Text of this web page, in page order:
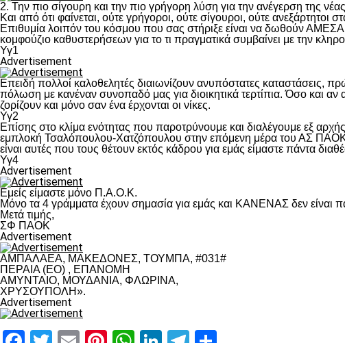
2. Την πιο σίγουρη και την πιο γρήγορη λύση για την ανέγερση της
Και από ότι φαίνεται, ούτε γρήγοροι, ούτε σίγουροι, ούτε ανεξάρτητοι
Επιθυμία λοιπόν του κόσμου που σας στήριξε είναι να δωθούν ΑΜΕΣΑ
κομφούζιο καθυστερήσεων για το τι πραγματικά συμβαίνει με την
Υγ1
Advertisement
Επειδή πολλοί καλοθελητές διαιωνίζουν ανυπόστατες
πόλωση με κανέναν συνοπαδό μας για διοικητικά τερτίπια. Όσο και
ζορίζουν και μόνο σαν ένα έρχονται οι νίκες.
Υγ2
Επίσης στο κλίμα ενότητας που παροτρύνουμε και διαλέγουμε εξ
εμπλοκή Τσαλόπουλου-Χατζόπουλου στην επόμενη μέρα του ΑΣ ΠΑΟΚ,
είναι αυτές που τους θέτουν εκτός κάδρου για εμάς είμαστε πάντα
Υγ4
Advertisement
Εμείς είμαστε μόνο Π.Α.Ο.Κ.
Μόνο τα 4 γράμματα έχουν σημασία για εμάς και ΚΑΝΕΝΑΣ δεν είναι
Μετά τιμής,
ΣΦ ΠΑΟΚ
Advertisement
ΑΜΠΑΛΑΕΑ, ΜΑΚΕΔΟΝΕΣ, ΤΟΥΜΠΑ, #031#
ΠΕΡΑΙΑ (ΕΟ) , ΕΠΑΝΟΜΗ
ΑΜΥΝΤΑΙΟ, ΜΟΥΔΑΝΙΑ, ΦΛΩΡΙΝΑ,
ΧΡΥΣΟΥΠΟΛΗ».
Advertisement